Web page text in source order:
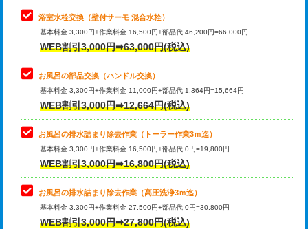
理・調整・分解・加工など（中作業）
止水・漏水調査・防水処理・清掃・修
理・調整・分解・加工など（重作業）
33,000円
トイレタンク脱着
トイレ便器脱着
タンクレストイレ脱着 33,000円
小便器トイレ脱着
その他部品の脱着 8,800円～
交換・取付（タンク）
浴室水栓交換（壁付サーモ 混合水栓）
基本料金 3,300円+作業料金 16,500円+部品代 46,200円=66,000円
WEB割引3,000円➡63,000円(税込)
お風呂の部品交換（ハンドル交換）
基本料金 3,300円+作業料金 11,000円+部品代 1,364円=15,664円
WEB割引3,000円➡12,664円(税込)
お風呂の排水詰まり除去作業（トーラー作業3ｍ迄）
基本料金 3,300円+作業料金 16,500円+部品代 0円=19,800円
WEB割引3,000円➡16,800円(税込)
お風呂の排水詰まり除去作業（高圧洗浄3ｍ迄）
基本料金 3,300円+作業料金 27,500円+部品代 0円=30,800円
WEB割引3,000円➡27,800円(税込)